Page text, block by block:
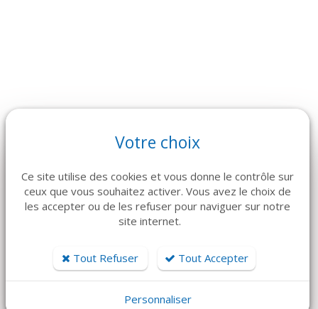
ARTICLES CONNEXES
Dans la même famille de produits, découvrez également ces
produits plébiscités par nos clients
NOUVEAUTÉ
Votre choix
Ce site utilise des cookies et vous donne le contrôle sur
ceux que vous souhaitez activer. Vous avez le choix de
les accepter ou de les refuser pour naviguer sur notre
site internet.
Tout Refuser Tout Accepter
Personnaliser